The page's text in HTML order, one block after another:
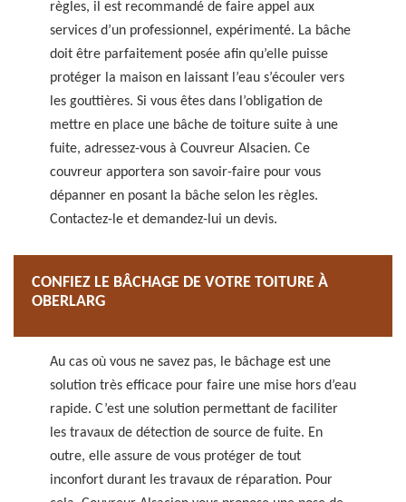
règles, il est recommandé de faire appel aux
services d’un professionnel, expérimenté. La bâche
doit être parfaitement posée afin qu’elle puisse
protéger la maison en laissant l’eau s’écouler vers
les gouttières. Si vous êtes dans l’obligation de
mettre en place une bâche de toiture suite à une
fuite, adressez-vous à Couvreur Alsacien. Ce
couvreur apportera son savoir-faire pour vous
dépanner en posant la bâche selon les règles.
Contactez-le et demandez-lui un devis.
CONFIEZ LE BÂCHAGE DE VOTRE TOITURE À
OBERLARG
Au cas où vous ne savez pas, le bâchage est une
solution très efficace pour faire une mise hors d’eau
rapide. C’est une solution permettant de faciliter
les travaux de détection de source de fuite. En
outre, elle assure de vous protéger de tout
inconfort durant les travaux de réparation. Pour